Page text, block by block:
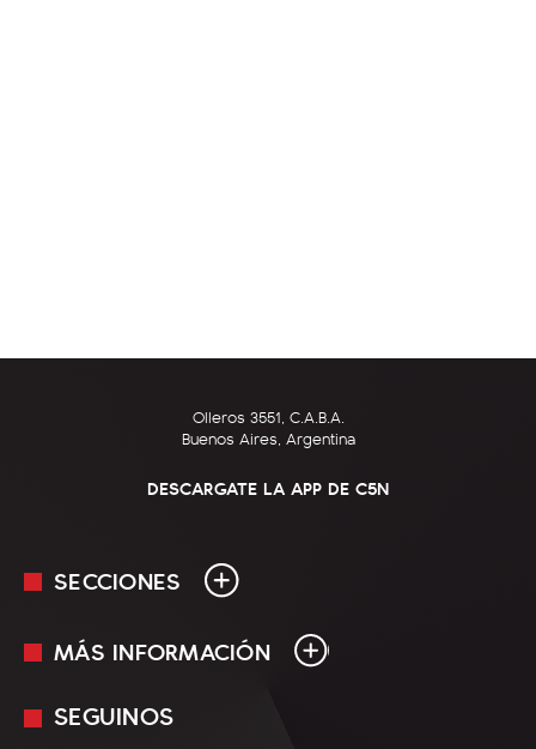
Olleros 3551, C.A.B.A.
Buenos Aires, Argentina
DESCARGATE LA APP DE C5N
SECCIONES
En Vivo
MÁS INFORMACIÓN
Mediakit
SEGUINOS